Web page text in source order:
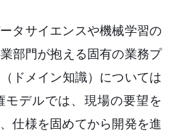
タサイエンスや機械学習の
部門が抱える固有の業務プ
ドメイン知識）については
モデルでは、現場の要望を
仕様を固めてから開発を進